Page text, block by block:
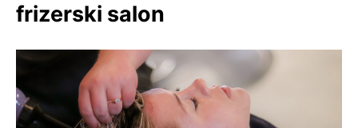
frizerski salon